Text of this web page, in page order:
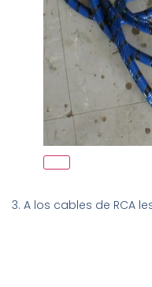
3. A los cables de RCA